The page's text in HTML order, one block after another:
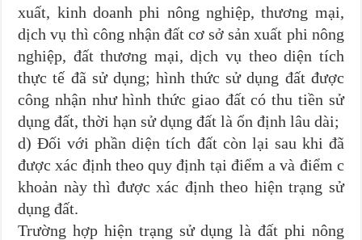
xuất, kinh doanh phi nông nghiệp, thương mại,
dịch vụ thì công nhận đất cơ sở sản xuất phi nông
nghiệp, đất thương mại, dịch vụ theo diện tích
thực tế đã sử dụng; hình thức sử dụng đất được
công nhận như hình thức giao đất có thu tiền sử
dụng đất, thời hạn sử dụng đất là ổn định lâu dài;
d) Đối với phần diện tích đất còn lại sau khi đã
được xác định theo quy định tại điểm a và điểm c
khoản này thì được xác định theo hiện trạng sử
dụng đất.
Trường hợp hiện trạng sử dụng là đất phi nông